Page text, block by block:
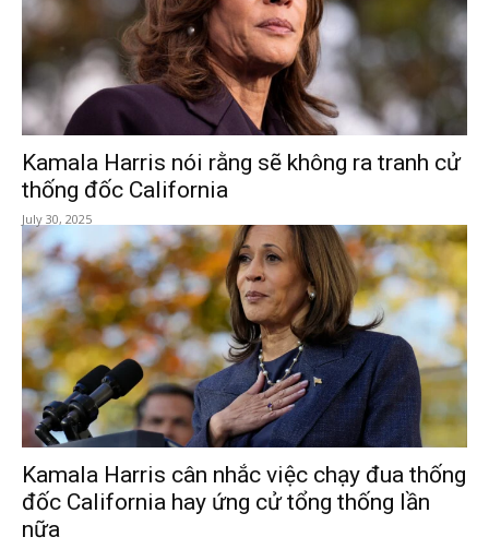
Kamala Harris nói rằng sẽ không ra tranh cử
thống đốc California
July 30, 2025
Kamala Harris cân nhắc việc chạy đua thống
đốc California hay ứng cử tổng thống lần
nữa